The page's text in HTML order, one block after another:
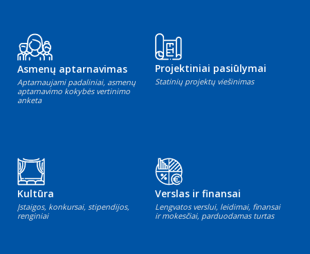
Asmenų aptarnavimas
Aptarnaujami padaliniai, asmenų
aptarnavimo kokybės vertinimo
anketa
Projektiniai pasiūlymai
Statinių projektų viešinimas
Kultūra
Įstaigos, konkursai, stipendijos,
renginiai
Verslas ir finansai
Lengvatos verslui, leidimai, finansai
ir mokesčiai, parduodamas turtas